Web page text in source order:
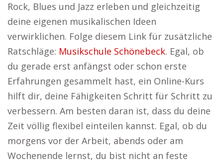
Rock, Blues und Jazz erleben und gleichzeitig
deine eigenen musikalischen Ideen
verwirklichen. Folge diesem Link für zusätzliche
Ratschläge: Musikschule Schönebeck. Egal, ob
du gerade erst anfängst oder schon erste
Erfahrungen gesammelt hast, ein Online-Kurs
hilft dir, deine Fähigkeiten Schritt für Schritt zu
verbessern. Am besten daran ist, dass du deine
Zeit völlig flexibel einteilen kannst. Egal, ob du
morgens vor der Arbeit, abends oder am
Wochenende lernst, du bist nicht an feste